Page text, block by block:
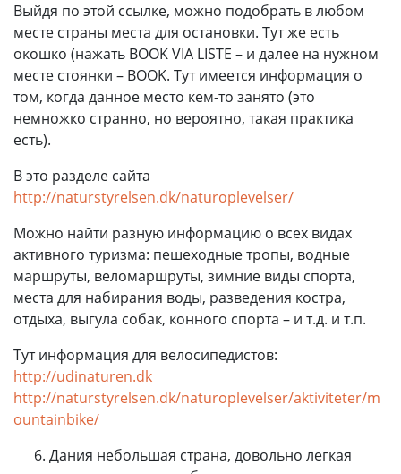
Выйдя по этой ссылке, можно подобрать в любом
месте страны места для остановки. Тут же есть
окошко (нажать BOOK VIA LISTE – и далее на нужном
месте стоянки – BOOK. Тут имеется информация о
том, когда данное место кем-то занято (это
немножко странно, но вероятно, такая практика
есть).
В это разделе сайта
http://naturstyrelsen.dk/naturoplevelser/
Можно найти разную информацию о всех видах
активного туризма: пешеходные тропы, водные
маршруты, веломаршруты, зимние виды спорта,
места для набирания воды, разведения костра,
отдыха, выгула собак, конного спорта – и т.д. и т.п.
Тут информация для велосипедистов:
http://udinaturen.dk
http://naturstyrelsen.dk/naturoplevelser/aktiviteter/m
ountainbike/
Дания небольшая страна, довольно легкая